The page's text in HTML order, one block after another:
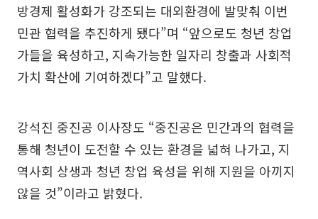
방경제 활성화가 강조되는 대외환경에 발맞춰 이번
민관 협력을 추진하게 됐다”며 “앞으로도 청년 창업
가들을 육성하고, 지속가능한 일자리 창출과 사회적
가치 확산에 기여하겠다”고 말했다.
강석진 중진공 이사장도 “중진공은 민간과의 협력을
통해 청년이 도전할 수 있는 환경을 넓혀 나가고, 지
역사회 상생과 청년 창업 육성을 위해 지원을 아끼지
않을 것”이라고 밝혔다.